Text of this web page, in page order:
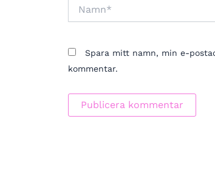
Spara mitt namn, min e-
kommentar.